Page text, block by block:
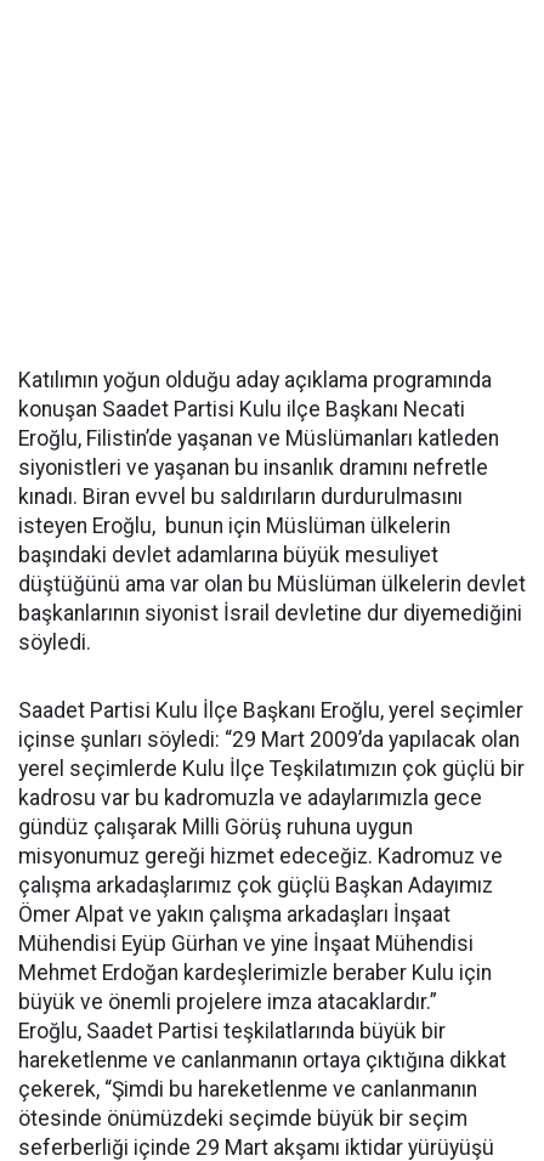
Katılımın yoğun olduğu aday açıklama programında
konuşan Saadet Partisi Kulu ilçe Başkanı Necati
Eroğlu, Filistin’de yaşanan ve Müslümanları katleden
siyonistleri ve yaşanan bu insanlık dramını nefretle
kınadı. Biran evvel bu saldırıların durdurulmasını
isteyen Eroğlu, bunun için Müslüman ülkelerin
başındaki devlet adamlarına büyük mesuliyet
düştüğünü ama var olan bu Müslüman ülkelerin devlet
başkanlarının siyonist İsrail devletine dur diyemediğini
söyledi.
Saadet Partisi Kulu İlçe Başkanı Eroğlu, yerel seçimler
içinse şunları söyledi: “29 Mart 2009’da yapılacak olan
yerel seçimlerde Kulu İlçe Teşkilatımızın çok güçlü bir
kadrosu var bu kadromuzla ve adaylarımızla gece
gündüz çalışarak Milli Görüş ruhuna uygun
misyonumuz gereği hizmet edeceğiz. Kadromuz ve
çalışma arkadaşlarımız çok güçlü Başkan Adayımız
Ömer Alpat ve yakın çalışma arkadaşları İnşaat
Mühendisi Eyüp Gürhan ve yine İnşaat Mühendisi
Mehmet Erdoğan kardeşlerimizle beraber Kulu için
büyük ve önemli projelere imza atacaklardır.”
Eroğlu, Saadet Partisi teşkilatlarında büyük bir
hareketlenme ve canlanmanın ortaya çıktığına dikkat
çekerek, “Şimdi bu hareketlenme ve canlanmanın
ötesinde önümüzdeki seçimde büyük bir seçim
seferberliği içinde 29 Mart akşamı iktidar yürüyüşü